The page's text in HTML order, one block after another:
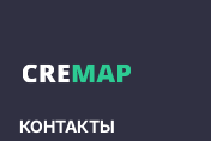
КОНТАКТЫ